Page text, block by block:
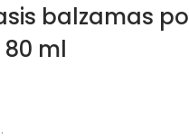
balzamas po
ml